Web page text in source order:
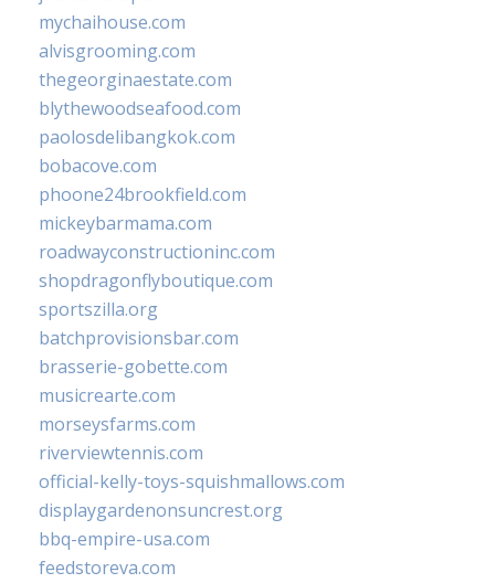
mychaihouse.com
alvisgrooming.com
thegeorginaestate.com
blythewoodseafood.com
paolosdelibangkok.com
bobacove.com
phoone24brookfield.com
mickeybarmama.com
roadwayconstructioninc.com
shopdragonflyboutique.com
sportszilla.org
batchprovisionsbar.com
brasserie-gobette.com
musicrearte.com
morseysfarms.com
riverviewtennis.com
official-kelly-toys-squishmallows.com
displaygardenonsuncrest.org
bbq-empire-usa.com
feedstoreva.com